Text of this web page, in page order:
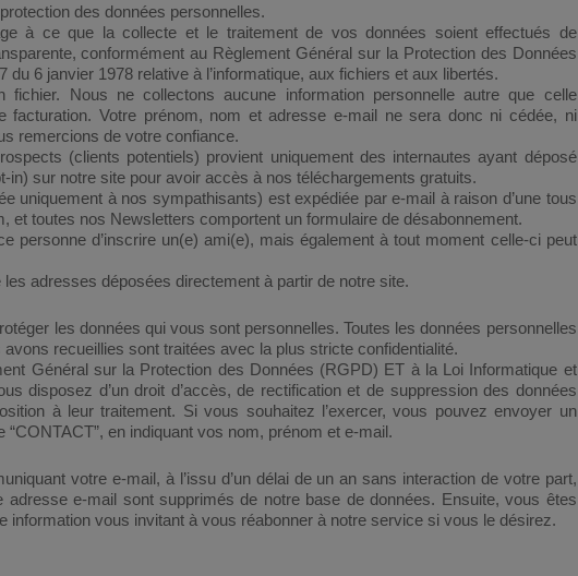
des données personnelles.
à ce que la collecte et le traitement de vos données soient effectués de
conformément au Règlement Général sur la Protection des Données
du 6 janvier 1978 relative à l’informatique, aux fichiers et aux libertés.
fichier. Nous ne collectons aucune information personnelle autre que celle
facturation. Votre prénom, nom et adresse e-mail ne sera donc ni cédée, ni
remercions de votre confiance.
(clients potentiels) provient uniquement des internautes ayant déposé
in) sur notre site pour avoir accès à nos téléchargements gratuits.
uniquement à nos sympathisants) est expédiée par e-mail à raison d’une tous
et toutes nos Newsletters comportent un formulaire de désabonnement.
personne d’inscrire un(e) ami(e), mais également à tout moment celle-ci peut
adresses déposées directement à partir de notre site.
les données qui vous sont personnelles. Toutes les données personnelles
recueillies sont traitées avec la plus stricte confidentialité.
Général sur la Protection des Données (RGPD) ET à la Loi Informatique et
disposez d’un droit d’accès, de rectification et de suppression des données
à leur traitement. Si vous souhaitez l’exercer, vous pouvez envoyer un
“CONTACT”, en indiquant vos nom, prénom et e-mail.
votre e-mail, à l’issu d’un délai de un an sans interaction de votre part,
adresse e-mail sont supprimés de notre base de données. Ensuite, vous êtes
information vous invitant à vous réabonner à notre service si vous le désirez.